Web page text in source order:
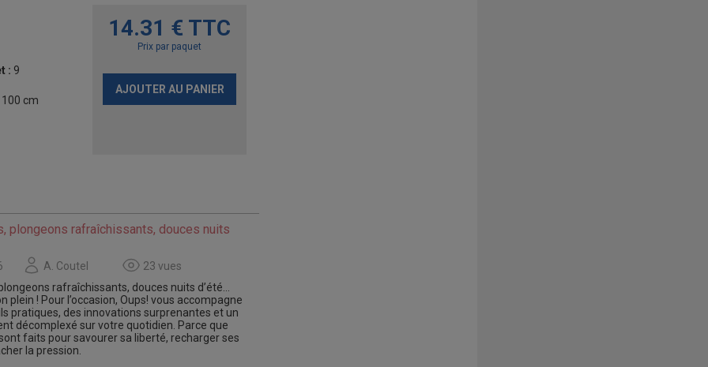
: 9
100 cm
14.31 € TTC
Prix par paquet
AJOUTER AU PANIER
plongeons rafraîchissants, douces nuits
A. Coutel
23 vues
rafraîchissants, douces nuits d’été…
plein ! Pour l’occasion, Oups! vous accompagne
pratiques, des innovations surprenantes et un
décomplexé sur votre quotidien. Parce que
faits pour savourer sa liberté, recharger ses
la pression.